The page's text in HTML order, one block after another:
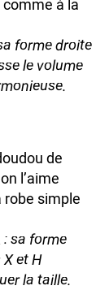
à la
forme droite
le volume
de
l’aime
robe simple
sa forme
et H
la taille.